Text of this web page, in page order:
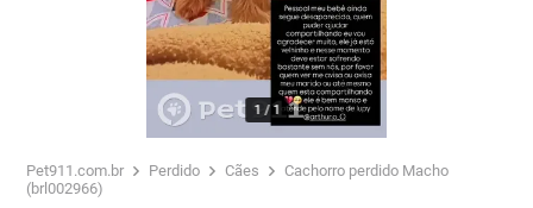
1 /1
Pet911.com.br Perdido Cães
Cachorro perdido Macho
(brl002966)